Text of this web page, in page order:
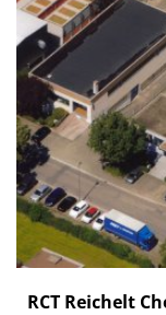
RCT Reichelt